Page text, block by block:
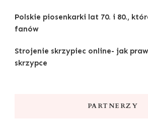
Polskie piosenkarki lat 70. i 80.,
fanów
Strojenie skrzypiec online- jak
skrzypce
PARTNERZY